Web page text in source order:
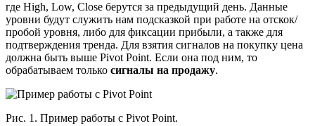
где High, Low, Close берутся за предыдущий день. Данные
уровни будут служить нам подсказкой при работе на отскок/
пробой уровня, либо для фиксации прибыли, а также для
подтверждения тренда. Для взятия сигналов на покупку цена
должна быть выше Pivot Point. Если она под ним, то
обрабатываем только сигналы на продажу.
Рис. 1. Пример работы с Pivot Point.